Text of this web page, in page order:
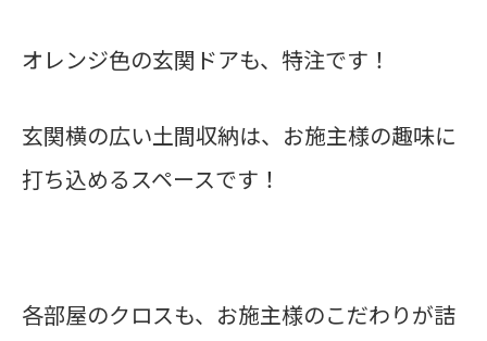
オレンジ色の玄関ドアも、特注です！
玄関横の広い土間収納は、お施主様の趣味に
打ち込めるスペースです！
各部屋のクロスも、お施主様のこだわりが詰